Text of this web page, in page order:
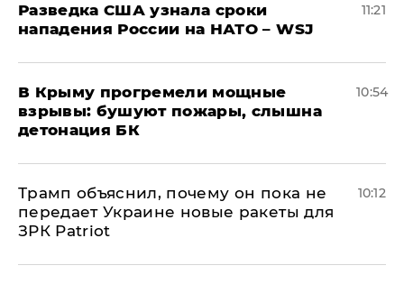
Разведка США узнала сроки
нападения России на НАТО – WSJ
11:21
В Крыму прогремели мощные
взрывы: бушуют пожары, слышна
детонация БК
10:54
Трамп объяснил, почему он пока не
передает Украине новые ракеты для
ЗРК Patriot
10:12